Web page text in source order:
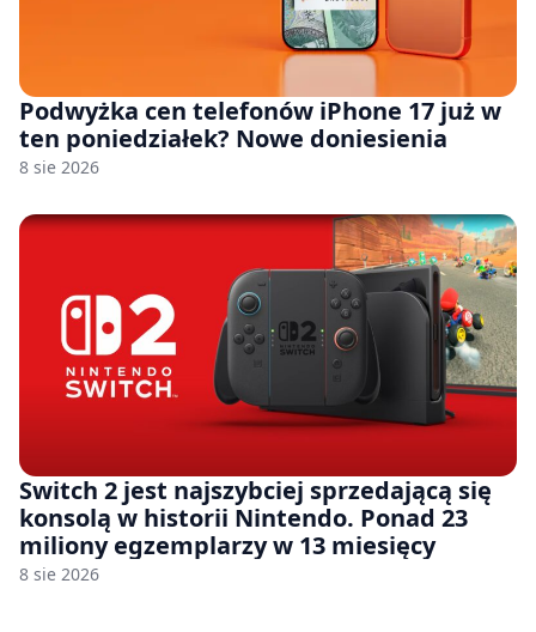
Podwyżka cen telefonów iPhone 17 już w
ten poniedziałek? Nowe doniesienia
8 sie 2026
Switch 2 jest najszybciej sprzedającą się
konsolą w historii Nintendo. Ponad 23
miliony egzemplarzy w 13 miesięcy
8 sie 2026